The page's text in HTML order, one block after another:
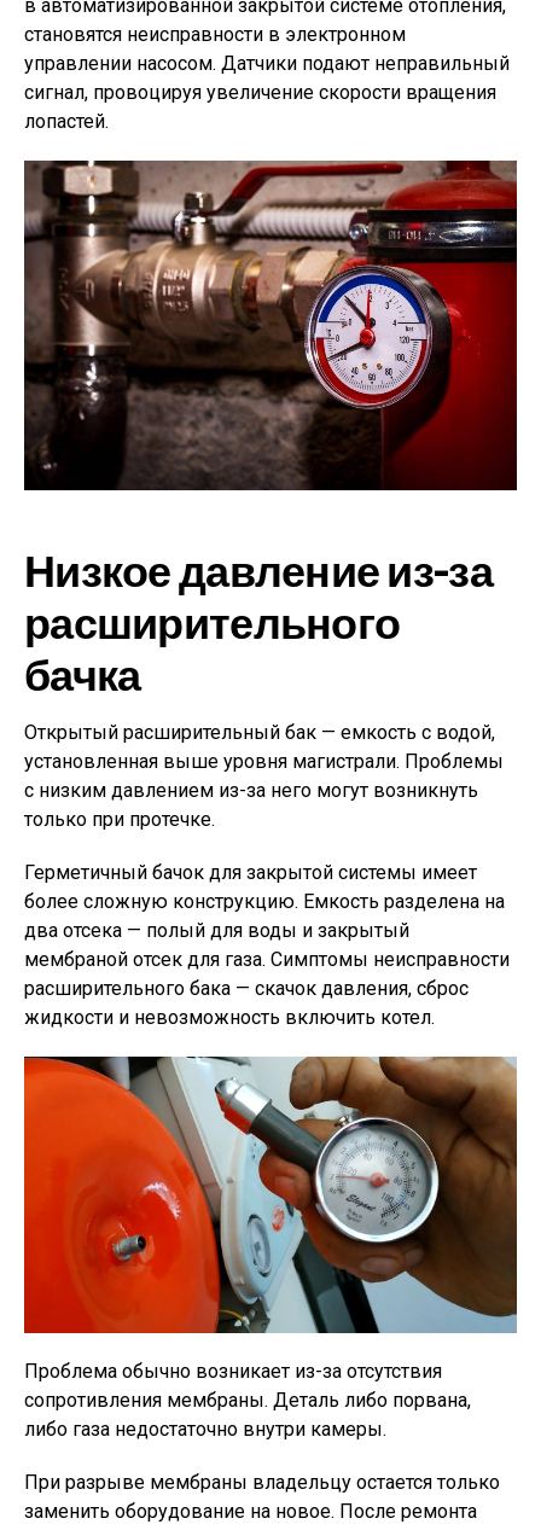
в автоматизированной закрытой системе отопления,
становятся неисправности в электронном
управлении насосом. Датчики подают неправильный
сигнал, провоцируя увеличение скорости вращения
лопастей.
Низкое давление из-за
расширительного
бачка
Открытый расширительный бак — емкость с водой,
установленная выше уровня магистрали. Проблемы
с низким давлением из-за него могут возникнуть
только при протечке.
Герметичный бачок для закрытой системы имеет
более сложную конструкцию. Емкость разделена на
два отсека — полый для воды и закрытый
мембраной отсек для газа. Симптомы неисправности
расширительного бака — скачок давления, сброс
жидкости и невозможность включить котел.
Проблема обычно возникает из-за отсутствия
сопротивления мембраны. Деталь либо порвана,
либо газа недостаточно внутри камеры.
При разрыве мембраны владельцу остается только
заменить оборудование на новое. После ремонта